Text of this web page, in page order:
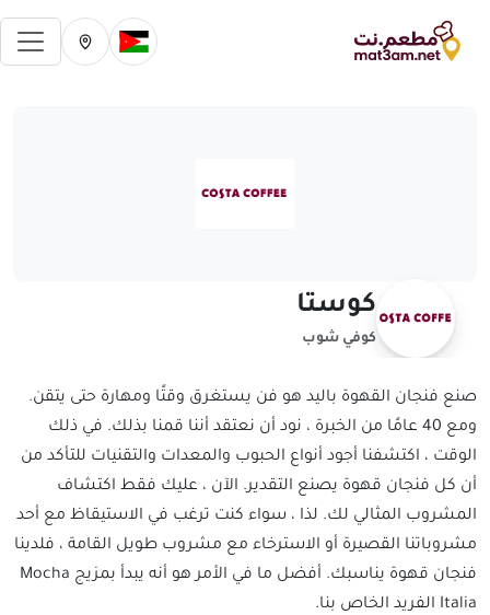
تغيير الدولة الحالية
تغيير المدينة
كوستا
كوفي شوب
صنع فنجان القهوة باليد هو فن يستغرق وقتًا ومهارة حتى يتقن.
ومع 40 عامًا من الخبرة ، نود أن نعتقد أننا قمنا بذلك. في ذلك
الوقت ، اكتشفنا أجود أنواع الحبوب والمعدات والتقنيات للتأكد من
أن كل فنجان قهوة يصنع التقدير. الآن ، عليك فقط اكتشاف
المشروب المثالي لك. لذا ، سواء كنت ترغب في الاستيقاظ مع أحد
مشروباتنا القصيرة أو الاسترخاء مع مشروب طويل القامة ، فلدينا
فنجان قهوة يناسبك. أفضل ما في الأمر هو أنه يبدأ بمزيج Mocha
Italia الفريد الخاص بنا.